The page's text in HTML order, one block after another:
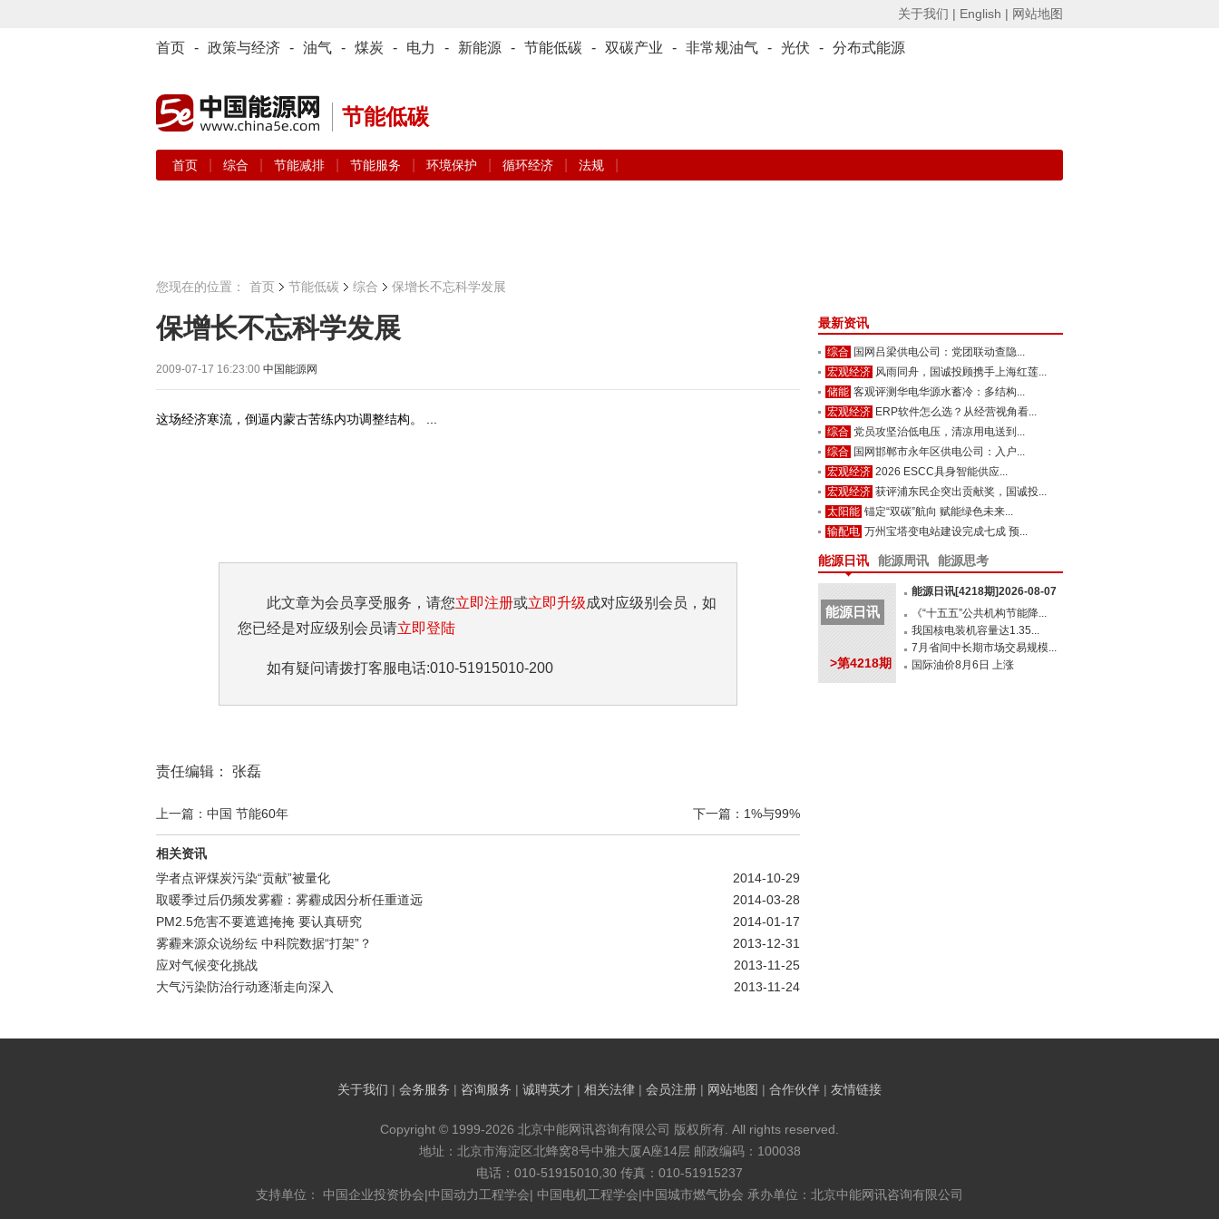
关于我们 | English | 网站地图
首页 - 政策与经济 - 油气 - 煤炭 - 电力 - 新能源 - 节能低碳 - 双碳产业 - 非常规油气 - 光伏 - 分布式能源
节能低碳
首页 综合 节能减排 节能服务 环境保护 循环经济 法规
您现在的位置： 首页 节能低碳 综合 保增长不忘科学发展
保增长不忘科学发展
2009-07-17 16:23:00 中国能源网
这场经济寒流，倒逼内蒙古苦练内功调整结构。 ...
此文章为会员享受服务，请您立即注册或立即升级成对应级别会员，如
您已经是对应级别会员请立即登陆
如有疑问请拨打客服电话:010-51915010-200
责任编辑： 张磊
上一篇：中国 节能60年 下一篇：1%与99%
相关资讯
2014-10-29
学者点评煤炭污染“贡献”被量化
2014-03-28
取暖季过后仍频发雾霾：雾霾成因分析任重道远
2014-01-17
PM2.5危害不要遮遮掩掩 要认真研究
2013-12-31
雾霾来源众说纷纭 中科院数据“打架”？
2013-11-25
应对气候变化挑战
2013-11-24
大气污染防治行动逐渐走向深入
最新资讯
综合 国网吕梁供电公司：党团联动查隐...
宏观经济 风雨同舟，国诚投顾携手上海红莲...
储能 客观评测华电华源水蓄冷：多结构...
宏观经济 ERP软件怎么选？从经营视角看...
综合 党员攻坚治低电压，清凉用电送到...
综合 国网邯郸市永年区供电公司：入户...
宏观经济 2026 ESCC具身智能供应...
宏观经济 获评浦东民企突出贡献奖，国诚投...
太阳能 锚定“双碳”航向 赋能绿色未来...
输配电 万州宝塔变电站建设完成七成 预...
能源日讯 能源周讯 能源思考
能源日讯
>第4218期
能源日讯[4218期]2026-08-07
《“十五五”公共机构节能降...
我国核电装机容量达1.35...
7月省间中长期市场交易规模...
国际油价8月6日 上涨
关于我们 | 会务服务 | 咨询服务 | 诚聘英才 | 相关法律 | 会员注册 | 网站地图 | 合作伙伴 | 友情链接
Copyright © 1999-2026 北京中能网讯咨询有限公司 版权所有. All rights reserved.
地址：北京市海淀区北蜂窝8号中雅大厦A座14层 邮政编码：100038
电话：010-51915010,30 传真：010-51915237
支持单位： 中国企业投资协会|中国动力工程学会| 中国电机工程学会|中国城市燃气协会 承办单位：北京中能网讯咨询有限公司